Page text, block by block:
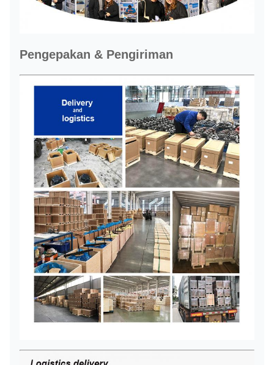
Pengepakan & Pengiriman